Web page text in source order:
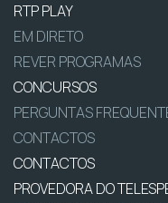
RTP PLAY
EM DIRETO
REVER PROGRAMAS
CONCURSOS
PERGUNTAS
CONTACTOS
CONTACTOS
PROVEDORA DO